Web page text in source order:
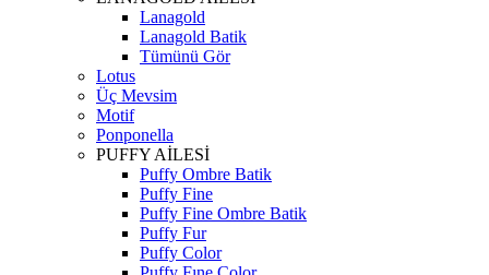
Lanagold
Lanagold Batik
Tümünü Gör
Lotus
Üç Mevsim
Motif
Ponponella
PUFFY AİLESİ
Puffy Ombre Batik
Puffy Fine
Puffy Fine Ombre Batik
Puffy Fur
Puffy Color